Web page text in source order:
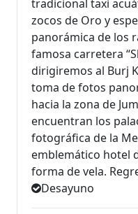
tradicional taxi
zocos de Oro y
panorámica de los
famosa carretera
dirigiremos al Burj
toma de fotos
hacia la zona de
encuentran los
fotográfica de la
emblemático hotel
forma de vela.
Desayuno